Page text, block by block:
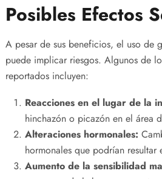
Posibles Efectos
A pesar de sus beneficios, el uso de
puede implicar riesgos. Algunos de
reportados incluyen:
Reacciones en el lugar de la
hinchazón o picazón en el área
Alteraciones hormonales:
hormonales que podrían resultar
Aumento de la sensibilidad